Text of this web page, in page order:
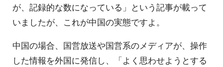
が、記録的な数になっている」という記事が載って
いましたが、これが中国の実態ですよ。
中国の場合、国営放送や国営系のメディアが、操作
した情報を外国に発信し、「よく思わせようとする